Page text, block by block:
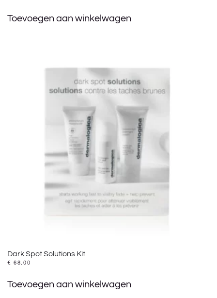
Toevoegen aan winkelwagen
Dark Spot Solutions Kit
€ 68,00
Toevoegen aan winkelwagen